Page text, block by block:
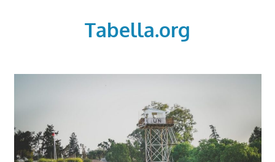
Tabella.org